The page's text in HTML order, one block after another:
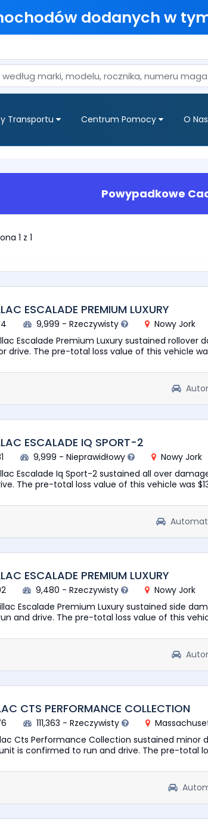
dodanych w
Transportu Centrum Pomocy O Nas
Powypadkowe
1 z 1
ESCALADE PREMIUM LUXURY
9,999 - Rzeczywisty
Nowy Jork
Escalade Premium Luxury sustained rollover
drive. The pre-total loss value of this vehicle
ESCALADE IQ SPORT-2
9,999 - Nieprawidłowy
Nowy Jork
Escalade Iq Sport-2 sustained all over
The pre-total loss value of this vehicle was
Automat
ESCALADE PREMIUM LUXURY
9,480 - Rzeczywisty
Nowy Jork
Escalade Premium Luxury sustained side
and drive. The pre-total loss value of this
CTS PERFORMANCE COLLECTION
111,363 - Rzeczywisty
Cts Performance Collection sustained minor
is confirmed to run and drive. The pre-total